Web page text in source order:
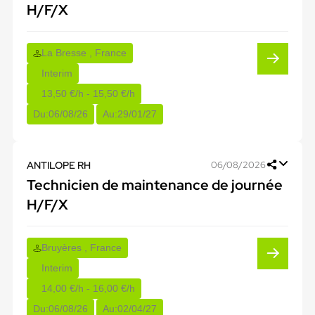
H/F/X
La Bresse , France
Interim
13,50 €/h - 15,50 €/h
Du:06/08/26 Au:29/01/27
ANTILOPE RH 06/08/2026
Technicien de maintenance de journée
H/F/X
Bruyères , France
Interim
14,00 €/h - 16,00 €/h
Du:06/08/26 Au:02/04/27